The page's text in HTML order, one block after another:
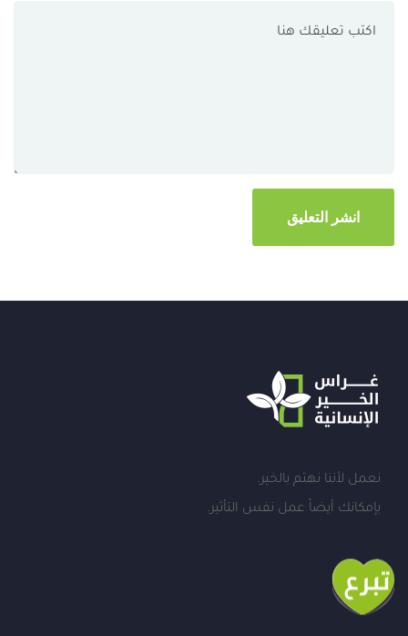
نعمل لأننا نهتم بالخير.
بإمكانك أيضاً عمل نفس التأثير.